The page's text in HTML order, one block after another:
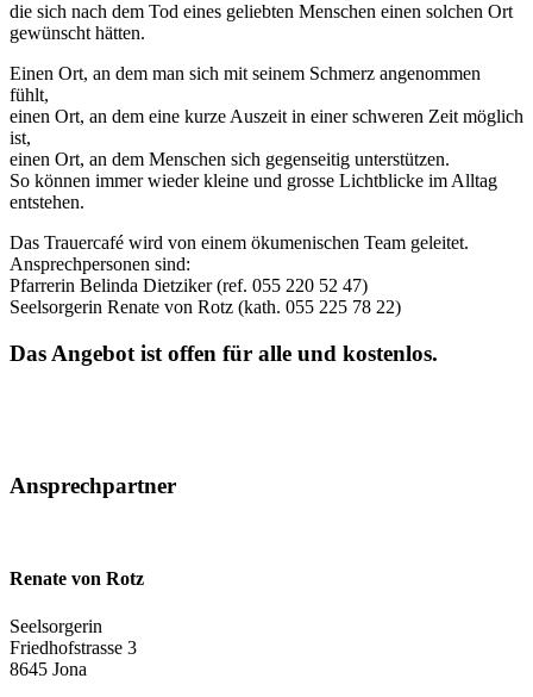
die sich nach dem Tod eines geliebten Menschen einen solchen Ort
gewünscht hätten.
Einen Ort, an dem man sich mit seinem Schmerz angenommen
fühlt,
einen Ort, an dem eine kurze Auszeit in einer schweren Zeit möglich
ist,
einen Ort, an dem Menschen sich gegenseitig unterstützen.
So können immer wieder kleine und grosse Lichtblicke im Alltag
entstehen.
Das Trauercafé wird von einem ökumenischen Team geleitet.
Ansprechpersonen sind:
Pfarrerin Belinda Dietziker (ref. 055 220 52 47)
Seelsorgerin Renate von Rotz (kath. 055 225 78 22)
Das Angebot ist offen für alle und kostenlos.
Ansprechpartner
Renate von Rotz
Seelsorgerin
Friedhofstrasse 3
8645 Jona